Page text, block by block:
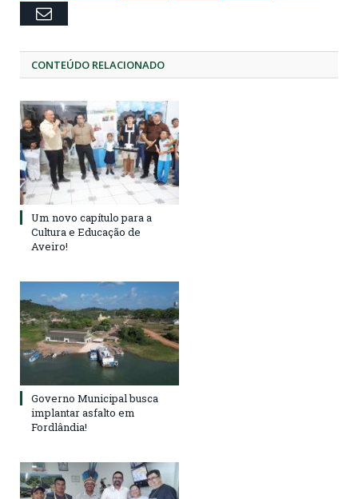
Email
CONTEÚDO RELACIONADO
Um novo capítulo para a
Cultura e Educação de
Aveiro!
Governo Municipal busca
implantar asfalto em
Fordlândia!